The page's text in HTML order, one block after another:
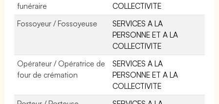
funéraire
COLLECTIVITE
Fossoyeur / Fossoyeuse
SERVICES A LA
PERSONNE ET A LA
COLLECTIVITE
Opérateur / Opératrice de
four de crémation
SERVICES A LA
PERSONNE ET A LA
COLLECTIVITE